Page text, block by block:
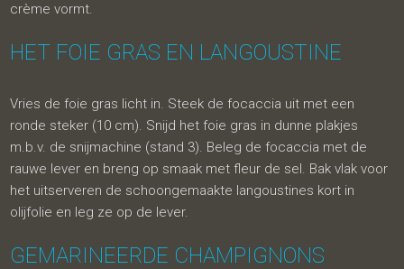
crème vormt.
HET FOIE GRAS EN LANGOUSTINE
Vries de foie gras licht in. Steek de focaccia uit met een
ronde steker (10 cm). Snijd het foie gras in dunne plakjes
m.b.v. de snijmachine (stand 3). Beleg de focaccia met de
rauwe lever en breng op smaak met fleur de sel. Bak vlak voor
het uitserveren de schoongemaakte langoustines kort in
olijfolie en leg ze op de lever.
GEMARINEERDE CHAMPIGNONS